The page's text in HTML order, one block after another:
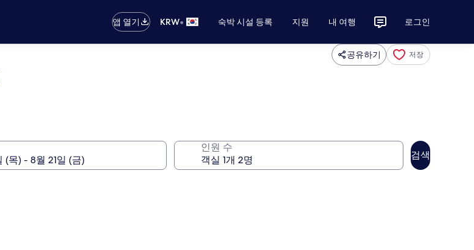
앱 열기
KRW• 숙박 시설 등록 지원 내 여행 로그인
공유하기 저장
인원 수
검색